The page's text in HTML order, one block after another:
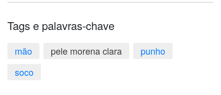
Tags e palavras-chave
mão pele morena clara
punho
soco